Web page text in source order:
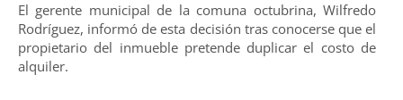
El gerente municipal de la comuna octubrina, Wilfredo
Rodríguez, informó de esta decisión tras conocerse que el
propietario del inmueble pretende duplicar el costo de
alquiler.